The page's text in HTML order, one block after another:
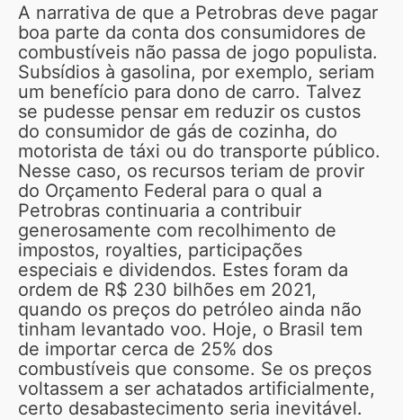
A narrativa de que a Petrobras deve pagar
boa parte da conta dos consumidores de
combustíveis não passa de jogo populista.
Subsídios à gasolina, por exemplo, seriam
um benefício para dono de carro. Talvez
se pudesse pensar em reduzir os custos
do consumidor de gás de cozinha, do
motorista de táxi ou do transporte público.
Nesse caso, os recursos teriam de provir
do Orçamento Federal para o qual a
Petrobras continuaria a contribuir
generosamente com recolhimento de
impostos, royalties, participações
especiais e dividendos. Estes foram da
ordem de R$ 230 bilhões em 2021,
quando os preços do petróleo ainda não
tinham levantado voo. Hoje, o Brasil tem
de importar cerca de 25% dos
combustíveis que consome. Se os preços
voltassem a ser achatados artificialmente,
certo desabastecimento seria inevitável.